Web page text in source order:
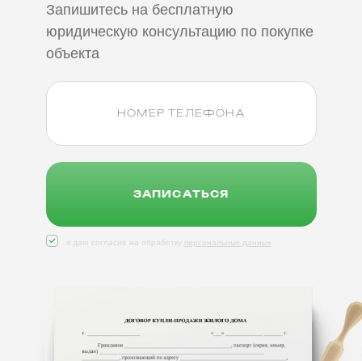
Запишитесь на бесплатную
юридическую консультацию по покупке
объекта
ЗАПИСАТЬСЯ
я даю согласие на обработку персональных данных